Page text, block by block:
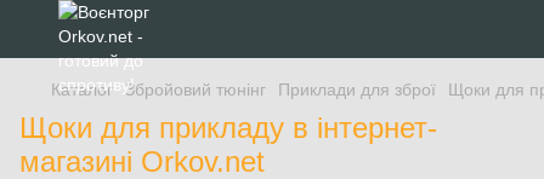
Каталог Збройовий тюнінг Приклади для зброї Щоки для
Щоки для прикладу в інтернет-
магазині Orkov.net